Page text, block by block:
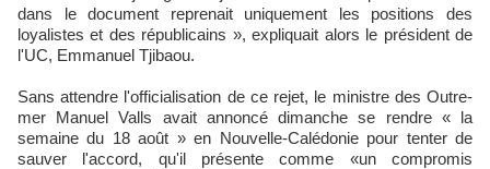
dans le document reprenait uniquement les positions des
loyalistes et des républicains », expliquait alors le président de
l'UC, Emmanuel Tjibaou.
Sans attendre l'officialisation de ce rejet, le ministre des Outre-
mer Manuel Valls avait annoncé dimanche se rendre « la
semaine du 18 août » en Nouvelle-Calédonie pour tenter de
sauver l'accord, qu'il présente comme «un compromis